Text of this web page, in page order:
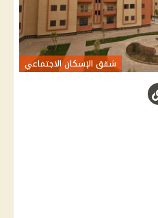
شقق الإسكان الاجتماعي